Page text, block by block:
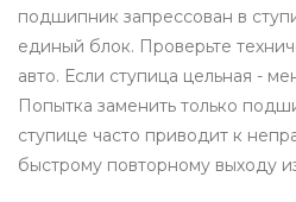
подшипник запрессован в
единый блок. Проверьте
авто. Если ступица цельная -
Попытка заменить только
ступице часто приводит к
быстрому повторному выходу